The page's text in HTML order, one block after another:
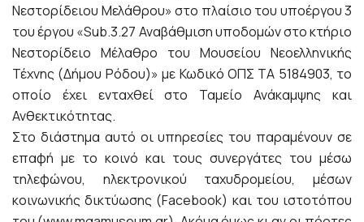
Νεστορίδειου Μελάθρου» στο πλαίσιο του υποέργου 3
του έργου «Sub.3.27 Αναβάθμιση υποδομών στο κτήριο
Νεστορίδειο Μέλαθρο του Μουσείου Νεοελληνικής
Τέχνης (Δήμου Ρόδου)» με Κωδικό ΟΠΣ ΤΑ 5184903, το
οποίο έχει ενταχθεί στο Ταμείο Ανάκαμψης και
Ανθεκτικότητας.
Στο διάστημα αυτό οι υπηρεσίες του παραμένουν σε
επαφή με το κοινό και τους συνεργάτες του μέσω
τηλεφώνου, ηλεκτρονικού ταχυδρομείου, μέσων
κοινωνικής δικτύωσης (Facebook) και του ιστοτόπου